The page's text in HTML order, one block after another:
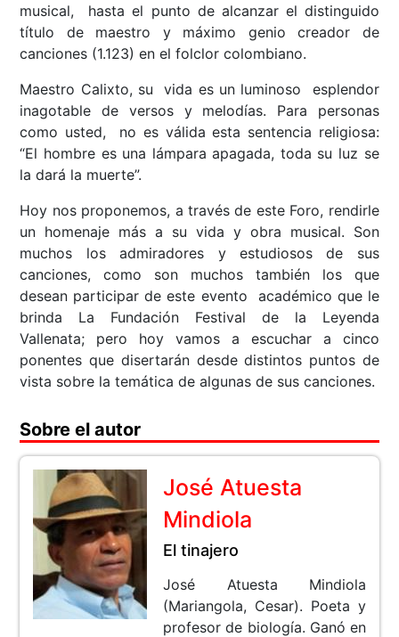
musical, hasta el punto de alcanzar el distinguido
título de maestro y máximo genio creador de
canciones (1.123) en el folclor colombiano.
Maestro Calixto, su vida es un luminoso esplendor
inagotable de versos y melodías. Para personas
como usted, no es válida esta sentencia religiosa:
“El hombre es una lámpara apagada, toda su luz se
la dará la muerte”.
Hoy nos proponemos, a través de este Foro, rendirle
un homenaje más a su vida y obra musical. Son
muchos los admiradores y estudiosos de sus
canciones, como son muchos también los que
desean participar de este evento académico que le
brinda La Fundación Festival de la Leyenda
Vallenata; pero hoy vamos a escuchar a cinco
ponentes que disertarán desde distintos puntos de
vista sobre la temática de algunas de sus canciones.
Sobre el autor
José Atuesta
Mindiola
El tinajero
José Atuesta Mindiola
(Mariangola, Cesar). Poeta y
profesor de biología. Ganó en